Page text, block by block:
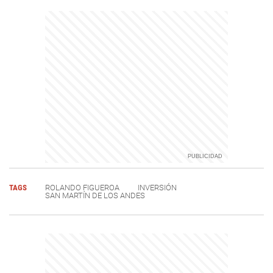
TAGS ROLANDO FIGUEROA
INVERSIÓN
SAN MARTÍN DE LOS ANDES